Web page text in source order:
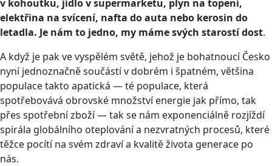
v kohoutku, jídlo v supermarketu, plyn na topení,
elektřina na svícení, nafta do auta nebo kerosin do
letadla. Je nám to jedno, my máme svých starostí dost.
A když je pak ve vyspělém světě, jehož je bohatnoucí Česko
nyní jednoznačně součástí v dobrém i špatném, většina
populace takto apatická — té populace, která
spotřebovává obrovské množství energie jak přímo, tak
přes spotřební zboží — tak se nám exponenciálně rozjíždí
spirála globálního oteplování a nezvratných procesů, které
těžce pocítí na svém zdraví a kvalitě života generace po
nás.